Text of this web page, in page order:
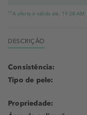
*1 A oferta é válida até: 19.08.AM
DESCRIÇÃO
Consistência:
Tipo de pele:
Propriedade: